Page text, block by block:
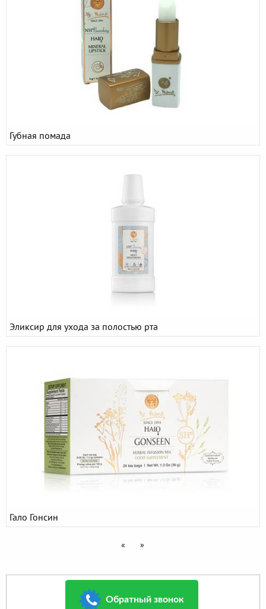
Губная помада
Эликсир для ухода за полостью рта
Гало Гонсин
« »
Обратный звонок